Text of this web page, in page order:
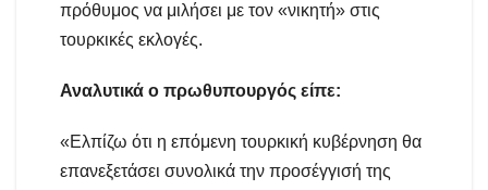
πρόθυμος να μιλήσει με τον «νικητή» στις
τουρκικές εκλογές.
Αναλυτικά ο πρωθυπουργός είπε:
«Ελπίζω ότι η επόμενη τουρκική κυβέρνηση θα
επανεξετάσει συνολικά την προσέγγισή της